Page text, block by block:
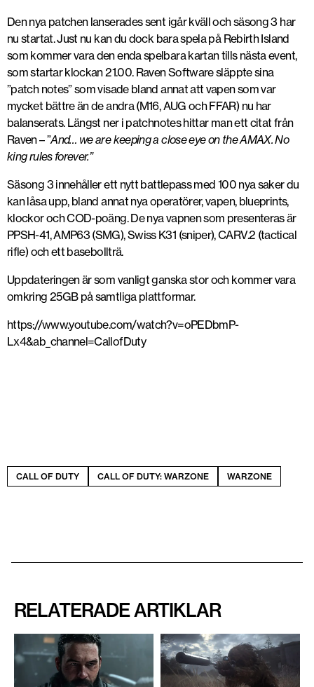
Den nya patchen lanserades sent igår kväll och säsong 3 har
nu startat. Just nu kan du dock bara spela på Rebirth Island
som kommer vara den enda spelbara kartan tills nästa event,
som startar klockan 21.00. Raven Software släppte sina
”patch notes” som visade bland annat att vapen som var
mycket bättre än de andra (M16, AUG och FFAR) nu har
balanserats. Längst ner i patchnotes hittar man ett citat från
Raven – ”And… we are keeping a close eye on the AMAX. No
king rules forever.”
Säsong 3 innehåller ett nytt battlepass med 100 nya saker du
kan låsa upp, bland annat nya operatörer, vapen, blueprints,
klockor och COD-poäng. De nya vapnen som presenteras är
PPSH-41, AMP63 (SMG), Swiss K31 (sniper), CARV.2 (tactical
rifle) och ett basebollträ.
Uppdateringen är som vanligt ganska stor och kommer vara
omkring 25GB på samtliga plattformar.
https://www.youtube.com/watch?v=oPEDbmP-
Lx4&ab_channel=CallofDuty
CALL OF DUTY CALL OF DUTY: WARZONE WARZONE
RELATERADE ARTIKLAR